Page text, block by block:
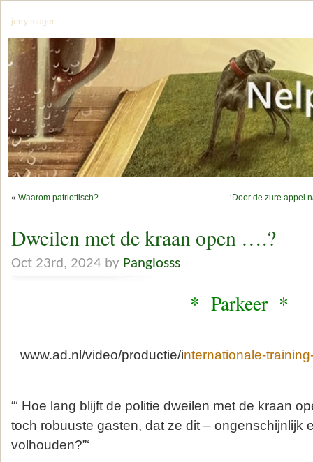
jerry mager
« Waarom patriottisch? ‘Door de zure appel
Dweilen met de kraan open ….?
Oct 23rd, 2024 by Panglosss
* Parkeer *
www.ad.nl/video/productie/internationale-
“‘ Hoe lang blijft de politie dweilen met de kraan
toch robuuste gasten, dat ze dit – ongenschijnlijk
volhouden?”‘